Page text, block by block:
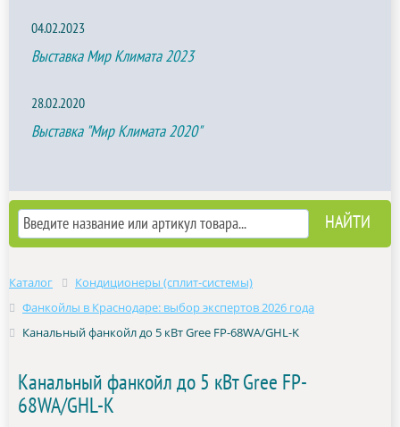
04.02.2023
Выставка Мир Климата 2023
28.02.2020
Выставка "Мир Климата 2020"
Каталог
Кондиционеры (сплит-системы)
Фанкойлы в Краснодаре: выбор экспертов 2026 года
Канальный фанкойл до 5 кВт Gree FP-68WA/GHL-K
Канальный фанкойл до 5 кВт Gree FP-
68WA/GHL-K